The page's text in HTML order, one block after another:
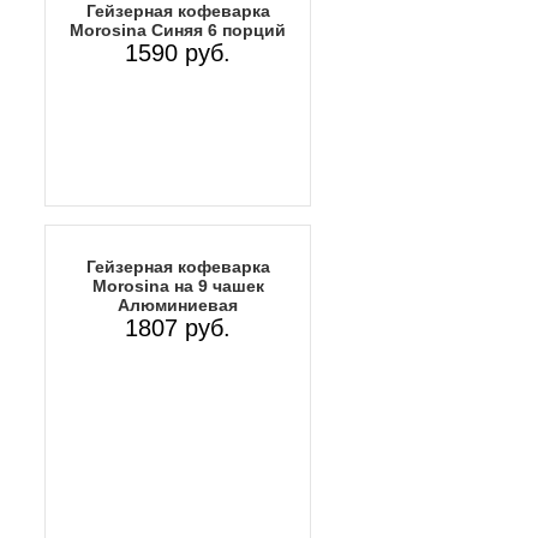
Гейзерная кофеварка
Morosina Синяя 6 порций
1590 руб.
Гейзерная кофеварка
Morosina на 9 чашек
Алюминиевая
1807 руб.